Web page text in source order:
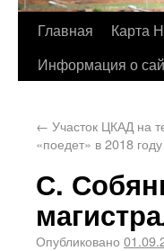
Главная Карта
Информация о
← Участок ЦКАД на
«поедет» в 2018 году
С.
Опубликовано